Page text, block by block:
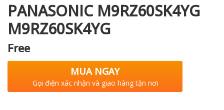
PANASONIC M9RZ60SK4YG
M9RZ60SK4YG
Free
MUA NGAY
Gọi điện xác nhận và giao hàng tận nơi